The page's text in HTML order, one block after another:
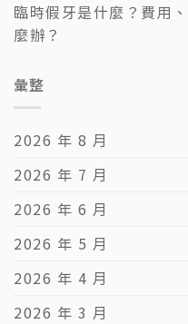
臨時假牙是什麼？費用
麼辦？
彙整
2026 年 8 月
2026 年 7 月
2026 年 6 月
2026 年 5 月
2026 年 4 月
2026 年 3 月